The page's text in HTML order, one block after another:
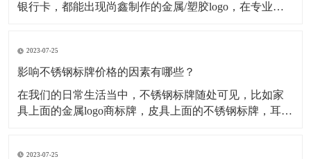
银行卡，都能出现尚鑫制作的金属/塑胶logo，在专业的
作的客户审厂的日子，他们一行有5人，这5人分工明
确，各自审核自己负责的部分
2023-07-25
影响不锈钢标牌价格的因素有哪些？
​在我们的日常生活当中，不锈钢标牌随处可见，比如家
具上面的金属logo商标牌，皮具上面的不锈钢标牌，耳机
2023-07-25